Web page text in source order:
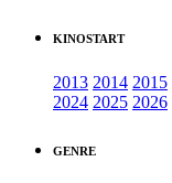
KINOSTART
2013 2014 2015
2024 2025 2026
GENRE